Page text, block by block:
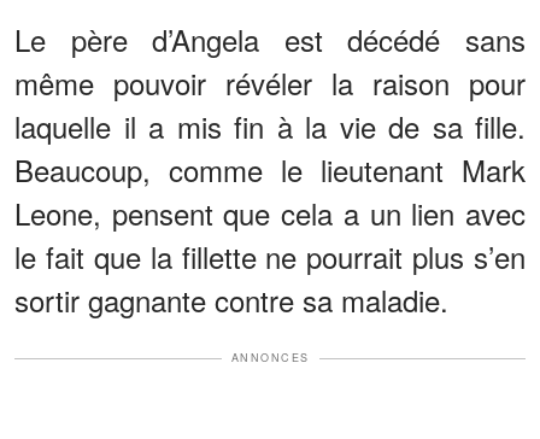
Le père d’Angela est décédé sans
même pouvoir révéler la raison pour
laquelle il a mis fin à la vie de sa fille.
Beaucoup, comme le lieutenant Mark
Leone, pensent que cela a un lien avec
le fait que la fillette ne pourrait plus s’en
sortir gagnante contre sa maladie.
ANNONCES